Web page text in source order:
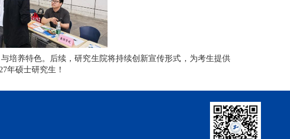
培养特色。后续，研究生院将持续创新宣传形式，为考生提供
年硕士研究生！